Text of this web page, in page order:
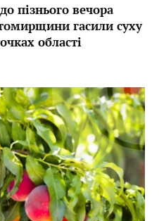
пізнього вечора
гасили суху
області